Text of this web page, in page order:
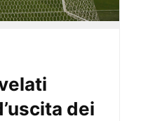
dei